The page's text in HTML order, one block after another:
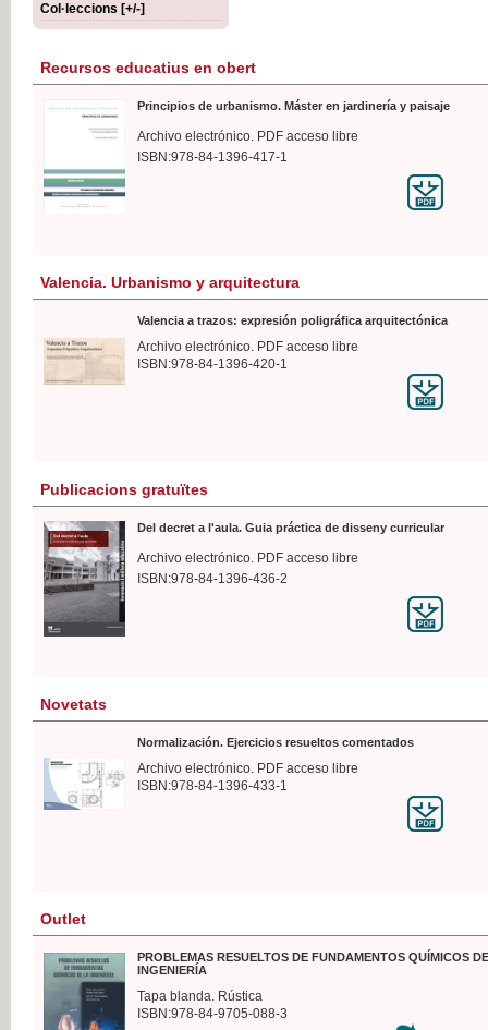
Col·leccions [+/-]
Recursos educatius en obert
Principios de urbanismo. Máster en jardinería y paisaje
Archivo electrónico. PDF acceso libre
ISBN:978-84-1396-417-1
Valencia. Urbanismo y arquitectura
Valencia a trazos: expresión poligráfica arquitectónica
Archivo electrónico. PDF acceso libre
ISBN:978-84-1396-420-1
Publicacions gratuïtes
Del decret a l'aula. Guia práctica de disseny curricular
Archivo electrónico. PDF acceso libre
ISBN:978-84-1396-436-2
Novetats
Normalización. Ejercicios resueltos comentados
Archivo electrónico. PDF acceso libre
ISBN:978-84-1396-433-1
Outlet
PROBLEMAS RESUELTOS DE FUNDAMENTOS QUÍMICOS
INGENIERÍA
Tapa blanda. Rústica
ISBN:978-84-9705-088-3